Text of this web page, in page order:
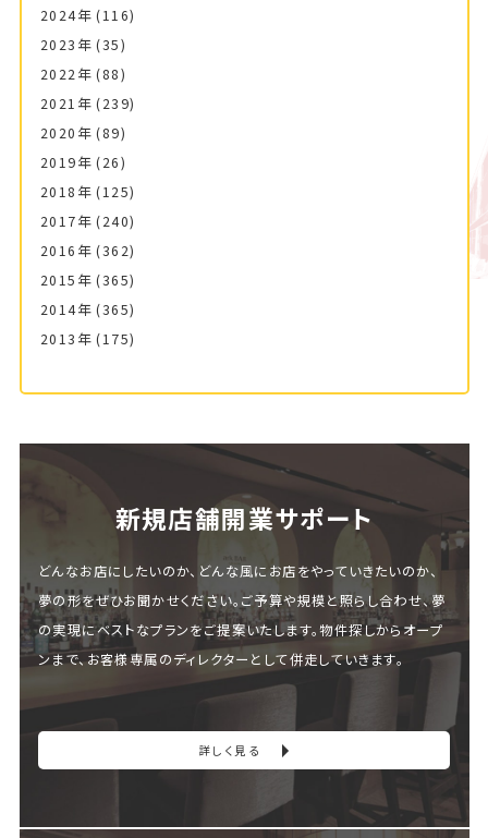
2024年 (116)
2023年 (35)
2022年 (88)
2021年 (239)
2020年 (89)
2019年 (26)
2018年 (125)
2017年 (240)
2016年 (362)
2015年 (365)
2014年 (365)
2013年 (175)
新規店舗開業サポート
どんなお店にしたいのか、どんな風にお店をやっていきたいのか、
夢の形をぜひお聞かせください。ご予算や規模と照らし合わせ、夢
の実現にベストなプランをご提案いたします。物件探しからオープ
ンまで、お客様専属のディレクターとして併走していきます。
詳しく見る